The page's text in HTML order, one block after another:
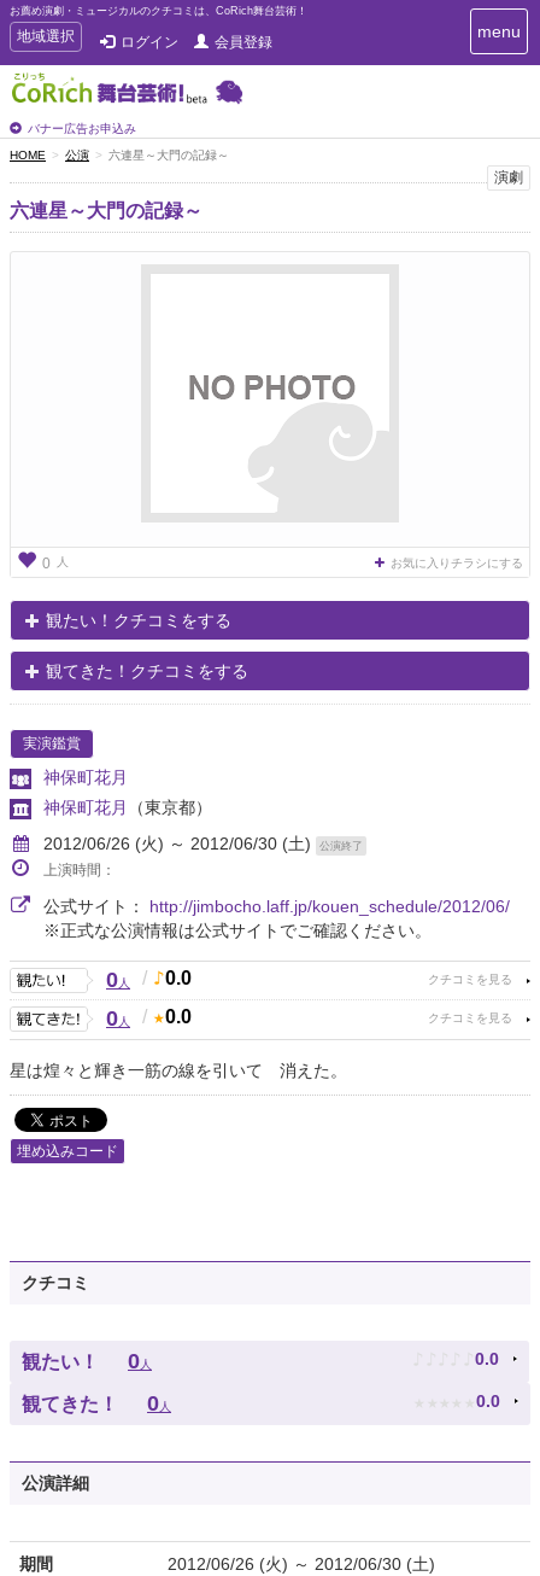
お薦め演劇・ミュージカルのクチコミは、CoRich舞台芸術！
T
o
g
g
e
n
a
v
i
地域選択 ログイン 会員登録
バナー広告お申込み
T
o
i
menu
HOME 公演 六連星～大門の記録～
演劇
六連星～大門の記録～
0 人 お気に入りチラシにする
観たい！クチコミをする
観てきた！クチコミをする
実演鑑賞
神保町花月
神保町花月
（東京都）
2012/06/26 (火) ～ 2012/06/30 (土)
公演終了
上演時間：
公式サイト： http://jimbocho.laff.jp/kouen_schedule/2012/06/
※正式な公演情報は公式サイトでご確認ください。
0人 / 0.0
0人 / 0.0
星は煌々と輝き一筋の線を引いて 消えた。
埋め込みコード
クチコミ
観たい！ 0人 ♪ ♪ ♪ ♪ ♪ 0.0
観てきた！ 0人 ★ ★ ★ ★ ★ 0.0
公演詳細
期間 2012/06/26 (火) ～ 2012/06/30 (土)